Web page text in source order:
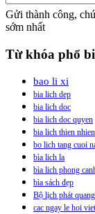
Gửi thành công,
sớm nhất
Từ khóa phổ
bao li xi
bia lich dep
bia lich doc
bia lich doc quyen
bia lich thien nhien
bo lich tang cuoi
bìa lich la
bìa lich phong
bìa sách đẹp
Bộ lịch phát
cac ngay le hoi